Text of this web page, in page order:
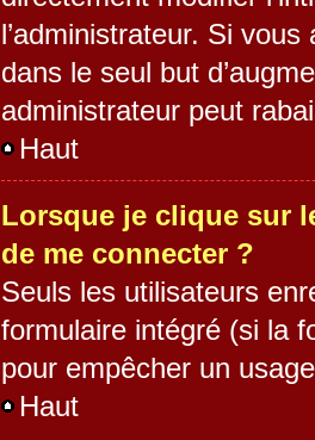
l’administrateur. Si
dans le seul but
administrateur peut
Haut
Lorsque je clique sur
de me connecter ?
Seuls les utilisateurs
formulaire intégré (si la
pour empêcher un
Haut